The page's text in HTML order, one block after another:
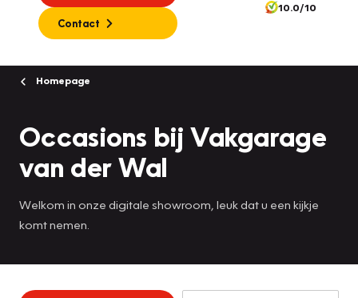
Contact
10.0/10
Homepage
Occasions bij Vakgarage
van der Wal
Welkom in onze digitale showroom, leuk dat u een kijkje
komt nemen.